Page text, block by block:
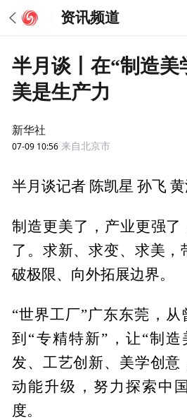
资讯频道
半月谈丨在“制造美
美是生产力
新华社
07-09 10:56 来自北京市
半月谈记者 陈凯星 孙飞
制造更美了，产业更强了
了。求新、求变、求美，
破极限、向外拓展边界。
“世界工厂”广东东莞，从
到“专精特新”，让“制
发、工艺创新、美学创意
动能升级，努力探索中
度。